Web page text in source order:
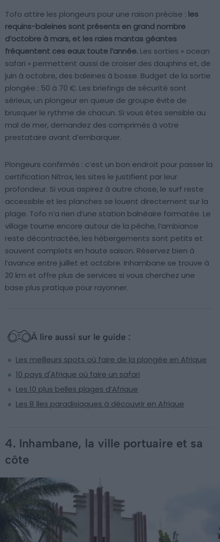
Tofo attire les plongeurs pour une raison précise : les
requins-baleines sont présents en grand nombre
d’octobre à mars, et les raies mantas géantes
fréquentent ces eaux toute l’année. Les sorties « ocean
safari » permettent aussi de croiser des dauphins et, de
juin à octobre, des baleines à bosse. Budget de la sortie
plongée : 50 à 70 €. Les briefings de sécurité sont
sérieux, un plongeur en queue de groupe évite de
brusquer le rythme de chacun. Si vous êtes sensible au
mal de mer, demandez des comprimés à votre
prestataire avant d’embarquer.
Plongeurs confirmés : c’est un bon endroit pour passer la
certification Nitrox, les sites le justifient par leur
profondeur. Si vous aspirez à autre chose, le surf reste
accessible et les planches se louent directement sur la
plage. Tofo n’a rien d’une station balnéaire formatée. Le
village tourne encore autour de la pêche, l’ambiance
reste décontractée, les hébergements sont petits et
souvent complets en haute saison. Réservez bien à
l’avance entre juillet et octobre. Inhambane se trouve à
20 km et offre plus de services si vous cherchez une
base plus pratique pour rayonner.
À lire aussi sur le guide :
Les meilleurs spots où faire de la plongée en Afrique
10 pays d'Afrique où faire un safari
Les 10 plus belles plages d’Afrique
Les 8 îles paradisiaques à découvrir en Afrique
4. Inhambane, la ville portuaire et sa
côte